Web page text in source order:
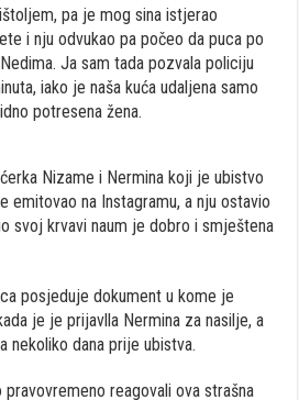
pa je mog sina istjerao
i nju odvukao pa počeo da puca po
Ja sam tada pozvala policiju
iako je naša kuća udaljena samo
potresena žena.
Nizame i Nermina koji je ubistvo
emitovao na Instagramu, a nju ostavio
svoj krvavi naum je dobro i smještena
posjeduje dokument u kome je
je je prijavlla Nermina za nasilje, a
nekoliko dana prije ubistva.
reagovali ova strašna